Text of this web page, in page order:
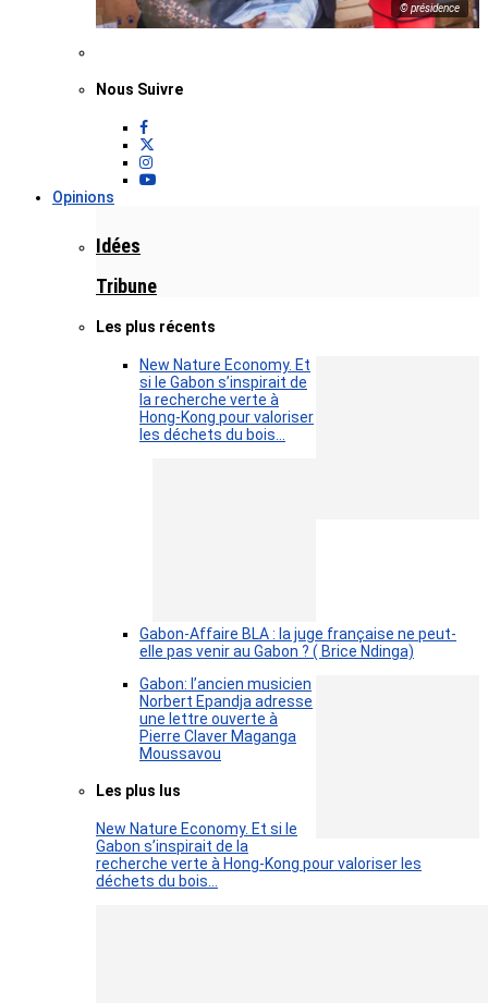
© présidence
Nous Suivre
Opinions
Idées
Tribune
Les plus récents
New Nature Economy. Et
si le Gabon s’inspirait de
la recherche verte à
Hong-Kong pour valoriser
les déchets du bois…
Gabon-Affaire BLA : la juge française ne peut-
elle pas venir au Gabon ? ( Brice Ndinga)
Gabon: l’ancien musicien
Norbert Epandja adresse
une lettre ouverte à
Pierre Claver Maganga
Moussavou
Les plus lus
New Nature Economy. Et si le
Gabon s’inspirait de la
recherche verte à Hong-Kong pour valoriser les
déchets du bois…